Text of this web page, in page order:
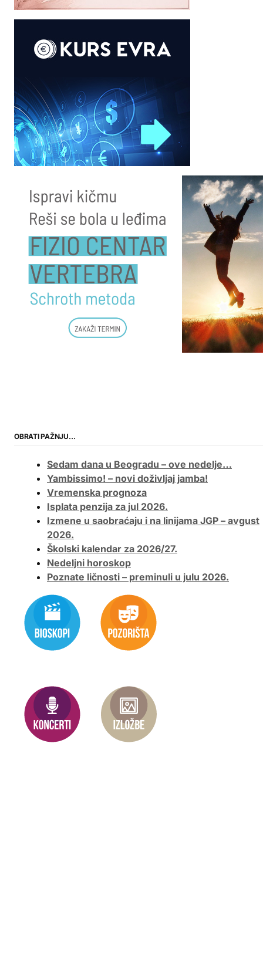
OBRATI PAŽNJU…
Sedam dana u Beogradu – ove nedelje…
Yambissimo! – novi doživljaj jamba!
Vremenska prognoza
Isplata penzija za jul 2026.
Izmene u saobraćaju i na linijama JGP – avgust
2026.
Školski kalendar za 2026/27.
Nedeljni horoskop
Poznate ličnosti – preminuli u julu 2026.